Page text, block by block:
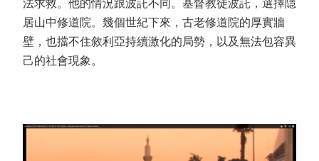
居山中修道院。幾個世紀下來，古老修道院的厚實牆
壁，也擋不住敘利亞持續激化的局勢，以及無法包容異
己的社會現象。